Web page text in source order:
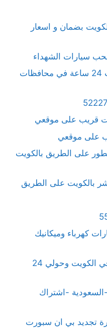
بضمان و اسعار
سيارات الشهداء
برمجة رسيفر و توصيل ريموت 24 ساعة في محافظات
قريب على موقعي
على موقعي
على الطريق بالكويت
بالكويت على الطريق
كهرباء وميكانيك
بنشر وكهرباء سيارات متنقل في الكويت وحولي 24
بي ان سبورت - bein sport -السعودية -اشتراك
تجديد بي ان سبورت